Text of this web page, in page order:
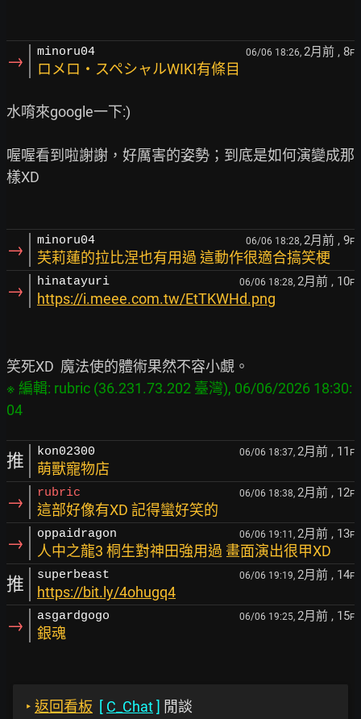
→ minoru04 06/06 18:26, 2月前 , 8F
ロメロ・スペシャルWIKI有條目
水唷來google一下:)
喔喔看到啦謝謝，好厲害的姿勢；到底是如何演變成那
樣XD
→ minoru04 06/06 18:28, 2月前 , 9F
芙莉蓮的拉比涅也有用過 這動作很適合搞笑梗
→ hinatayuri 06/06 18:28, 2月前 , 10F
https://i.meee.com.tw/EtTKWHd.png
※ 編輯: rubric (36.231.73.202 臺灣), 06/06/2026 18:30:
推 kon02300 06/06 18:37, 2月前 , 11 F
萌獸寵物店
→ rubric 06/06 18:38, 2月前 , 12F
這部好像有XD 記得蠻好笑的
→ oppaidragon 06/06 19:11, 2月前 , 13F
人中之龍3 桐生對神田強用過 畫面演出很甲XD
推 superbeast 06/06 19:19, 2月前 , 14F
https://bit.ly/4ohugq4
→ asgardgogo 06/06 19:25, 2月前 , 15F
銀魂
‣ 返回看板 [ C_Chat] 閒談